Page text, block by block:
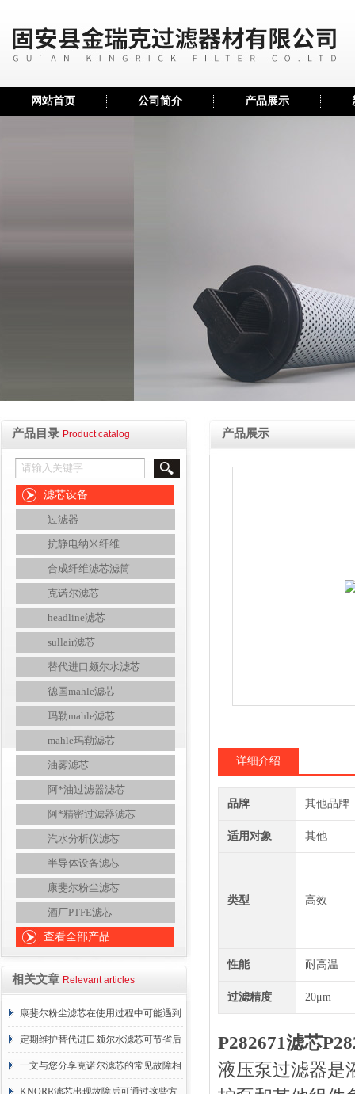
网站首页 公司简介 产品展示
产品目录 Product catalog
滤芯设备
过滤器
抗静电纳米纤维
合成纤维滤芯滤筒
克诺尔滤芯
headline滤芯
sullair滤芯
替代进口颇尔水滤芯
德国mahle滤芯
玛勒mahle滤芯
mahle玛勒滤芯
油雾滤芯
阿*油过滤器滤芯
阿*精密过滤器滤芯
汽水分析仪滤芯
半导体设备滤芯
康斐尔粉尘滤芯
酒厂PTFE滤芯
查看全部产品
相关文章 Relevant articles
康斐尔粉尘滤芯在使用过程中可能遇到
的故障相应解决方法分享
定期维护替代进口颇尔水滤芯可节省后
续更换成本
一文与您分享克诺尔滤芯的常见故障相
应解决方法
KNORR滤芯出现故障后可通过这些方
产品展示
详细介绍
品牌 其他品牌
适用对象 其他
类型 高效
性能 耐高温
过滤精度 20μm
P282671滤芯
液压泵过滤器是